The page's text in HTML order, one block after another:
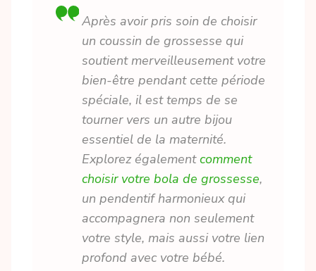
Après avoir pris soin de choisir
un coussin de grossesse qui
soutient merveilleusement votre
bien-être pendant cette période
spéciale, il est temps de se
tourner vers un autre bijou
essentiel de la maternité.
Explorez égalementcomment
choisir votre bola de grossesse,
un pendentif harmonieux qui
accompagnera non seulement
votre style, mais aussi votre lien
profond avec votre bébé.